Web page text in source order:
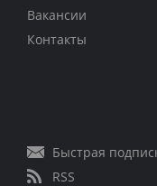
Вакансии
Контакты
Быстрая
RSS